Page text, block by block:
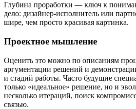
Глубина проработки — ключ к
дело: дизайнер-исполнитель или
шире, чем просто красивая картинка.
Проектное мышление
Оценить это можно по описаниям
аргументации решений и
и стадий работы. Часто будущие
только «идеальное» решение, но и
несколько итераций, поиск
связью.